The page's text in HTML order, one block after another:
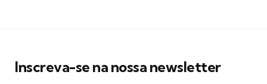
Inscreva-se na nossa newsletter